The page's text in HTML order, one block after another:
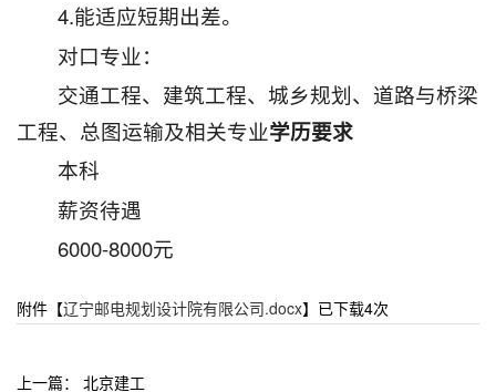
4.能适应短期出差。
对口专业：
交通工程、建筑工程、城乡规划、道路与桥梁
工程、总图运输及相关专业学历要求
本科
薪资待遇
6000-8000元
附件【辽宁邮电规划设计院有限公司.docx】已下载4次
上一篇： 北京建工